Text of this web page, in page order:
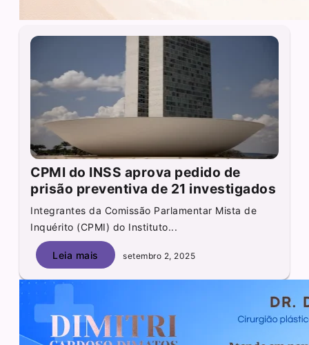
CPMI do INSS aprova pedido de
prisão preventiva de 21 investigados
Integrantes da Comissão Parlamentar Mista de
Inquérito (CPMI) do Instituto...
Leia mais setembro 2, 2025